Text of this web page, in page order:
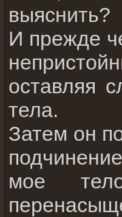
выяснить?
И прежде
оставляя
тела.
Затем он
мое